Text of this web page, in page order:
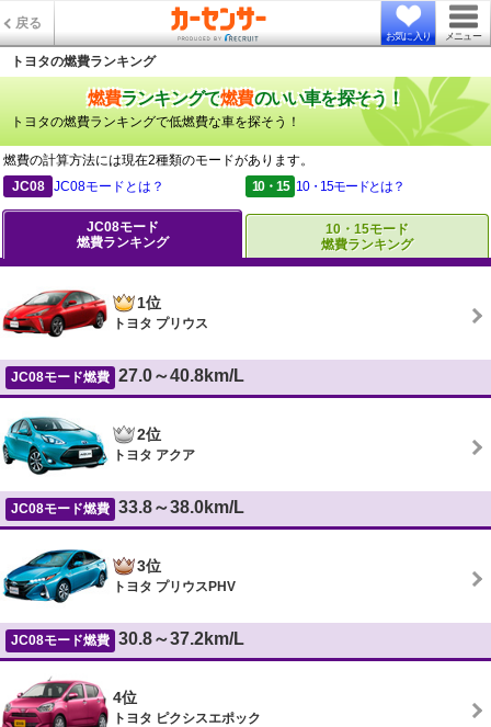
戻る
お気に入り メニュー
トヨタの燃費ランキング
燃費ランキングで燃費のいい車を探そう！
トヨタの燃費ランキングで低燃費な車を探そう！
燃費の計算方法には現在2種類のモードがあります。
JC08
JC08モードとは？ 10・15 10・15モードとは？
JC08モード
燃費ランキング
10・15モード
燃費ランキング
1位
トヨタ プリウス
JC08モード燃費 27.0～40.8km/L
2位
トヨタ アクア
JC08モード燃費 33.8～38.0km/L
3位
トヨタ プリウスPHV
JC08モード燃費 30.8～37.2km/L
4位
トヨタ ピクシスエポック